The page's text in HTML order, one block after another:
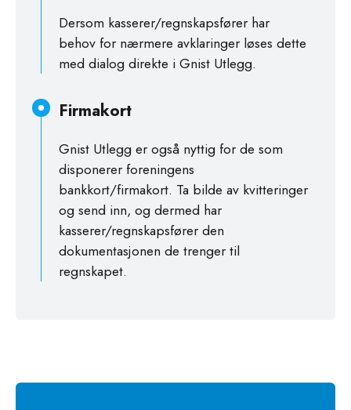
Dersom kasserer/regnskapsfører har
behov for nærmere avklaringer løses dette
med dialog direkte i Gnist Utlegg.
Firmakort
Gnist Utlegg er også nyttig for de som
disponerer foreningens
bankkort/firmakort. Ta bilde av kvitteringer
og send inn, og dermed har
kasserer/regnskapsfører den
dokumentasjonen de trenger til
regnskapet.